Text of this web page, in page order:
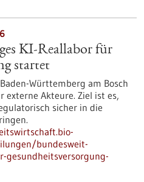
KI-Reallabor für
startet
Württemberg am Bosch
externe Akteure. Ziel ist es,
sicher in die
bundesweit-
gesundheitsversorgung-